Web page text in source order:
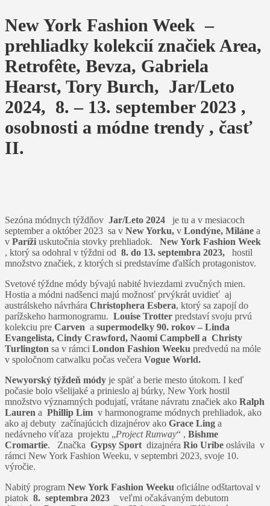
New York Fashion Week –
prehliadky kolekcií značiek Area,
Retrofête, Bevza, Gabriela
Hearst, Tory Burch, Jar/Leto
2024, 8. – 13. september 2023 ,
osobnosti a módne trendy , časť
II.
Sezóna módnych týždňov Jar/Leto 2024
je tu a v mesiacoch
september a október 2023 sa v New Yorku, v Londýne, Miláne a
v Paríži uskutočnia stovky prehliadok. New York Fashion Week
, ktorý sa odohral v týždni od 8. do 13. septembra 2023,
hostil
množstvo značiek, z ktorých si predstavíme ďalších protagonistov.
Svetové týždne módy bývajú nabité hviezdami zvučných mien.
Hostia a módni nadšenci majú možnosť prvýkrát uvidieť aj
austrálskeho návrhára Christophera Esbera, ktorý sa zapojí do
parížskeho harmonogramu. Louise Trotter predstaví svoju prvú
kolekciu pre Carven a supermodelky 90. rokov – Linda
Evangelista, Cindy Crawford, Naomi Campbell a Christy
Turlington sa v rámci London Fashion Weeku predvedú na móle
v spoločnom catwalku počas večera Vogue World.
Newyorský týždeň módy je späť a berie mesto útokom. I keď
počasie bolo všelijaké a prinieslo aj búrky, New York hostil
množstvo významných podujatí, vrátane návratu značiek ako Ralph
Lauren a Phillip Lim v harmonograme módnych prehliadok, ako
ako aj debuty začínajúcich dizajnérov ako Grace Ling a
nedávneho víťaza projektu „Project Runway“ , Bishme
Cromartie. Značka Gypsy Sport dizajnéra Rio Uribe oslávila v
rámci New York Fashion Weeku, v septembri 2023, svoje 10.
výročie.
Nabitý program New York Fashion Weeku oficiálne odštartoval v
piatok 8. septembra 2023
veľmi očakávaným debutom